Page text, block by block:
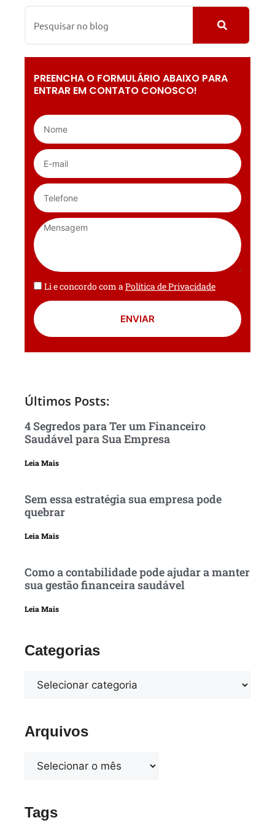
PREENCHA O FORMULÁRIO ABAIXO PARA
ENTRAR EM CONTATO CONOSCO!
Li e concordo com aPolítica de Privacidade
ENVIAR
Últimos Posts:
4 Segredos para Ter um Financeiro
Saudável para Sua Empresa
Leia Mais
Sem essa estratégia sua empresa pode
quebrar
Leia Mais
Como a contabilidade pode ajudar a manter
sua gestão financeira saudável
Leia Mais
Categorias
Arquivos
Tags